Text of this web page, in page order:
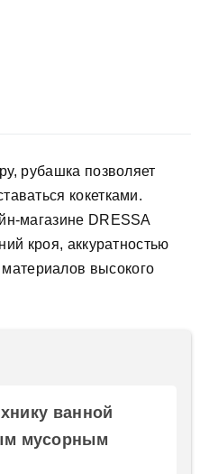
рубашка позволяет
кокетками.
магазине DRESSA
кроя, аккуратностью
высокого
ванной
мусорным